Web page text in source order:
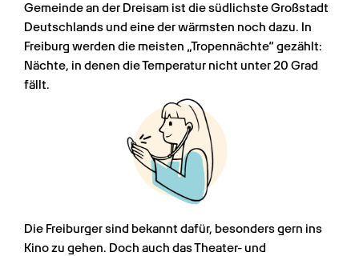
Gemeinde an der Dreisam ist die südlichste Großstadt
Deutschlands und eine der wärmsten noch dazu. In
Freiburg werden die meisten „Tropennächte“ gezählt:
Nächte, in denen die Temperatur nicht unter 20 Grad
fällt.
Die Freiburger sind bekannt dafür, besonders gern ins
Kino zu gehen. Doch auch das Theater- und